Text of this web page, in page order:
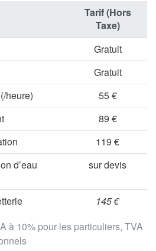
à 10% pour les particuliers, TVA
Tarif (Hors
Taxe)
Gratuit
Gratuit
heure)
55 €
89 €
119 €
d’eau
sur devis
145 €